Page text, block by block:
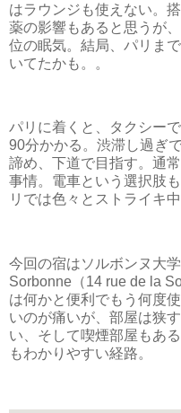
はラウンジも使えない。
薬の影響もあると思うが
位の眠気。結局、パリま
いてたかも。。
パリに着くと、タクシー
90分かかる。渋滞し過ぎ
諦め、下道で目指す。通
事情。電車という選択肢
リでは色々とストライキ
今回の宿はソルボンヌ大
Sorbonne（14 rue de la
は何かと便利でもう何度
いのが痛いが、部屋は狭
い、そして喫煙部屋もあ
もわかりやすい経路。